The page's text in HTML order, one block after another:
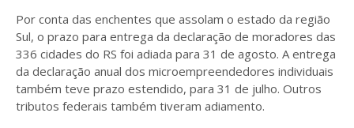
Por conta das enchentes que assolam o estado da região
Sul, o prazo para entrega da declaração de moradores das
336 cidades do RS foi adiada para 31 de agosto. A entrega
da declaração anual dos microempreendedores individuais
também teve prazo estendido, para 31 de julho. Outros
tributos federais também tiveram adiamento.